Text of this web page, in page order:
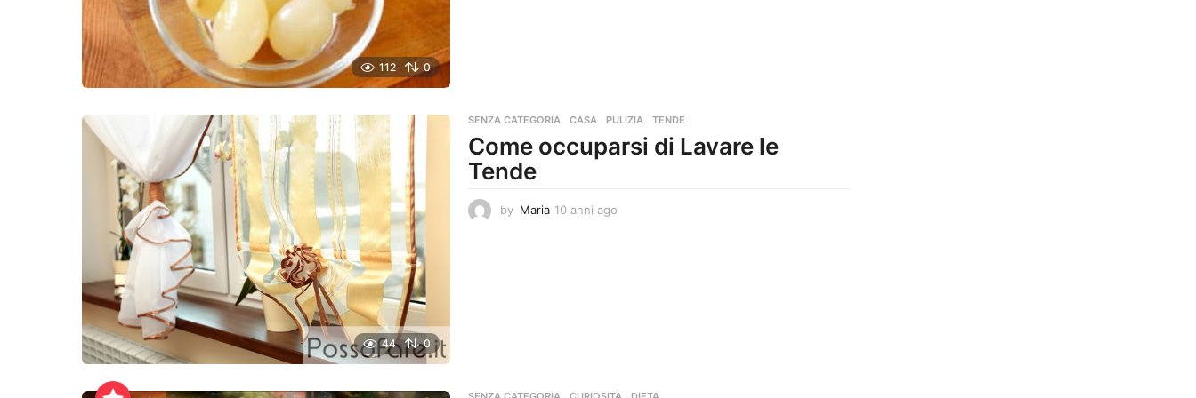
112 0
44 0
SENZA CATEGORIA CASA ,PULIZIA ,TENDE
Come occuparsi di Lavare le
Tende
by Maria 10 anni ago